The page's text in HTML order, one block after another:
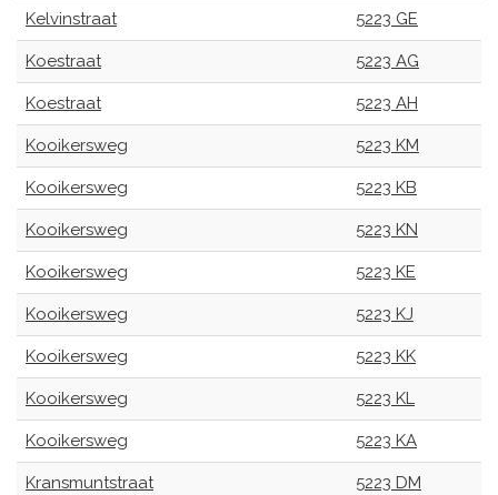
Kelvinstraat 5223 GE
Koestraat 5223 AG
Koestraat 5223 AH
Kooikersweg 5223 KM
Kooikersweg 5223 KB
Kooikersweg 5223 KN
Kooikersweg 5223 KE
Kooikersweg 5223 KJ
Kooikersweg 5223 KK
Kooikersweg 5223 KL
Kooikersweg 5223 KA
Kransmuntstraat 5223 DM